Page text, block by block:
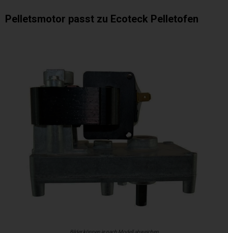
Pelletsmotor passt zu Ecoteck Pelletofen